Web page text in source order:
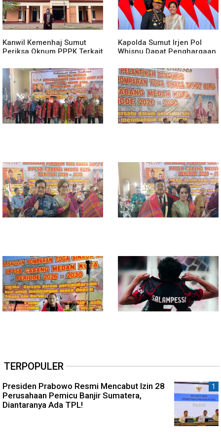
Kanwil Kemenhaj Sumut
Periksa Oknum PPPK Terkait
Magang Di Kantor Kemenhaj
Palas
Kapolda Sumut Irjen Pol
Whisnu Dapat Penghargaan
Prabowo Subianto
TERPOPULER
Presiden Prabowo Resmi Mencabut Izin 28
Perusahaan Pemicu Banjir Sumatera,
Diantaranya Ada TPL!